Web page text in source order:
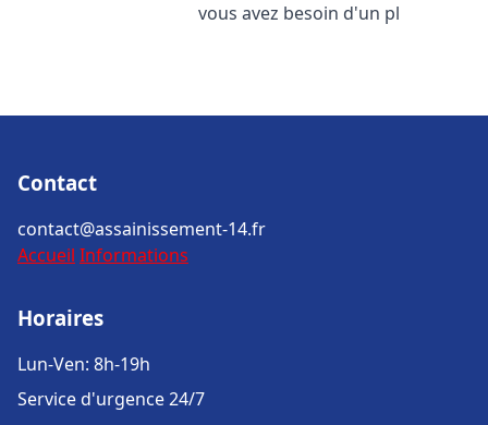
vous avez besoin d'un pl
Contact
contact@assainissement-14.fr
Accueil Informations
Horaires
Lun-Ven: 8h-19h
Service d'urgence 24/7